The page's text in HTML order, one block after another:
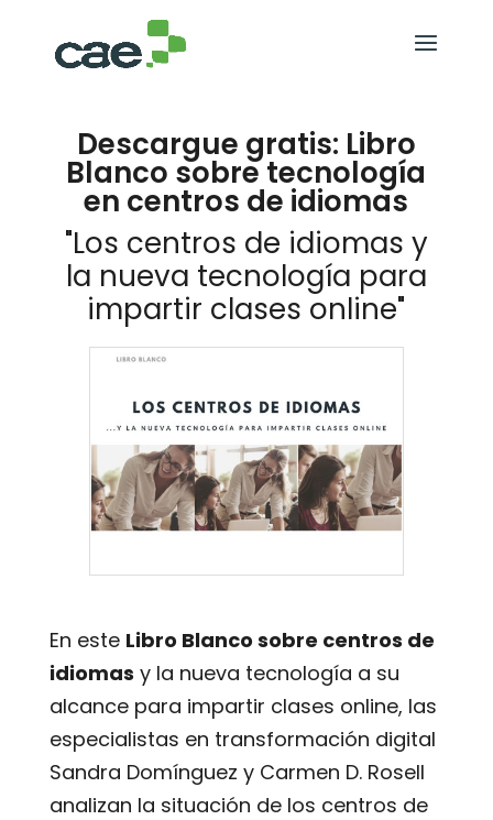
Descargue gratis: Libro
Blanco sobre tecnología
en centros de idiomas
"Los centros de idiomas y
la nueva tecnología para
impartir clases online"
En este Libro Blanco sobre centros de
idiomas y la nueva tecnología a su
alcance para impartir clases online, las
especialistas en transformación digital
Sandra Domínguez y Carmen D. Rosell
analizan la situación de los centros de